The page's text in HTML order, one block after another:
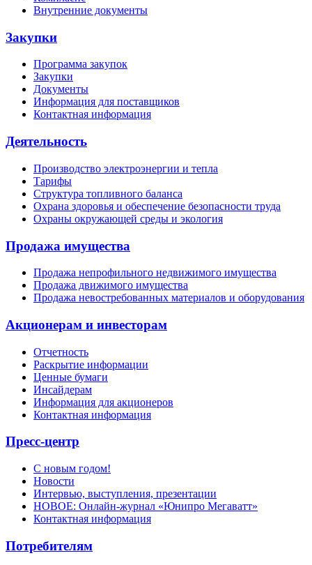
Внутренние документы
Закупки
Программа закупок
Закупки
Документы
Информация для поставщиков
Контактная информация
Деятельность
Производство электроэнергии и тепла
Тарифы
Структура топливного баланса
Охрана здоровья и обеспечение безопасности труда
Охраны окружающей среды и экология
Продажа имущества
Продажа непрофильного недвижимого имущества
Продажа движимого имущества
Продажа невостребованных материалов и оборудования
Акционерам и инвесторам
Отчетность
Раскрытие информации
Ценные бумаги
Инсайдерам
Информация для акционеров
Контактная информация
Пресс-центр
С новым годом!
Новости
Интервью, выступления, презентации
НОВОЕ: Онлайн-журнал «Юнипро Мегаватт»
Контактная информация
Потребителям